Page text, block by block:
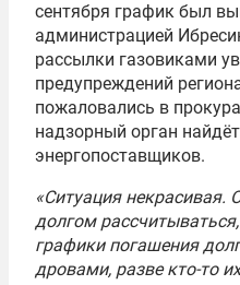
сентября график был
администрацией
рассылки газовиками
предупреждений
пожаловались в
надзорный орган
энергопоставщиков.
«Ситуация некрасивая.
долгом
графики погашения
дровами, разве кто-то